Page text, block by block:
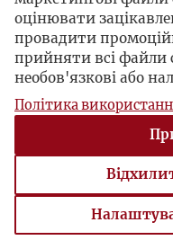
оцінювати
провадити
прийняти всі файли
необов'язкові або
Політика
Налаштування файлів